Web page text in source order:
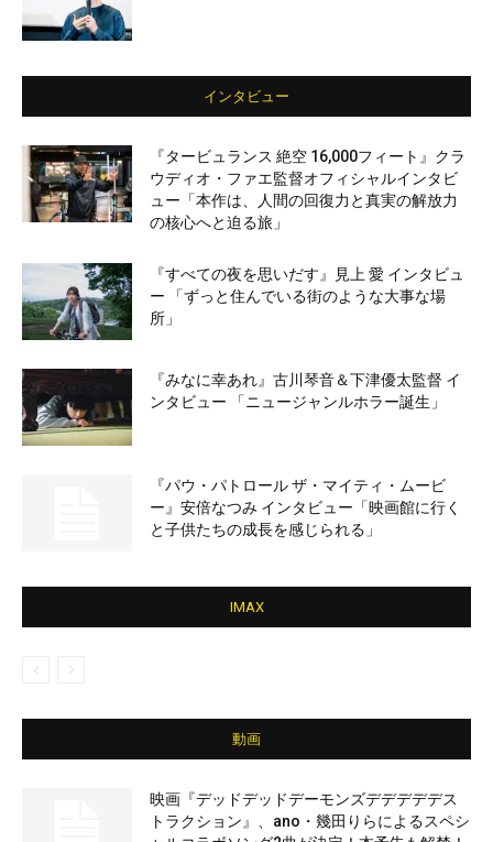
インタビュー
『タービュランス 絶空 16,000フィート』クラ
ウディオ・ファエ監督オフィシャルインタビ
ュー「本作は、人間の回復力と真実の解放力
の核心へと迫る旅」
『すべての夜を思いだす』見上 愛 インタビュ
ー 「ずっと住んでいる街のような大事な場
所」
『みなに幸あれ』古川琴音＆下津優太監督 イ
ンタビュー 「ニュージャンルホラー誕生」
『パウ・パトロール ザ・マイティ・ムービ
ー』安倍なつみ インタビュー「映画館に行く
と子供たちの成長を感じられる」
IMAX
動画
映画『デッドデッドデーモンズデデデデデス
トラクション』、ano・幾田りらによるスペシ